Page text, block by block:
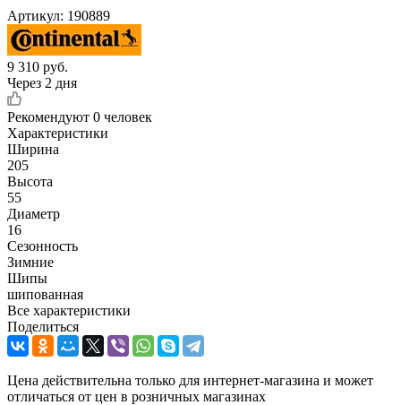
Артикул: 190889
9 310 руб.
Через 2 дня
Рекомендуют 0 человек
Характеристики
Ширина
205
Высота
55
Диаметр
16
Сезонность
Зимние
Шипы
шипованная
Все характеристики
Поделиться
Цена действительна только для интернет-магазина и может
отличаться от цен в розничных магазинах